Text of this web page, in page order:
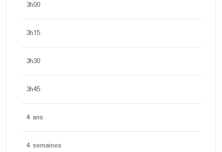
3h00
3h15
3h30
3h45
4 ans
4 semaines